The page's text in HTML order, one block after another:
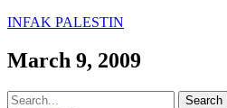
INFAK PALESTIN
March 9, 2009
Search